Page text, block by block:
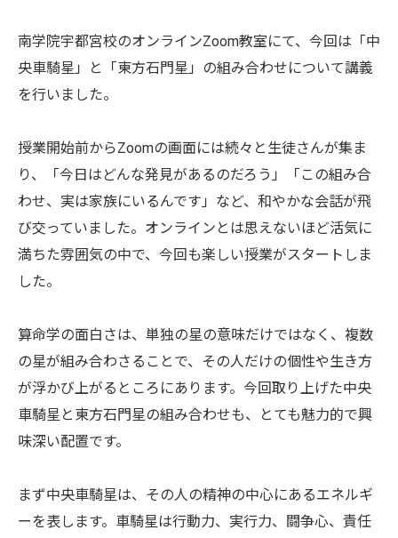
南学院宇都宮校のオンラインZoom教室にて、今回は「中
央車騎星」と「東方石門星」の組み合わせについて講義
を行いました。
授業開始前からZoomの画面には続々と生徒さんが集ま
り、「今日はどんな発見があるのだろう」「この組み合
わせ、実は家族にいるんです」など、和やかな会話が飛
び交っていました。オンラインとは思えないほど活気に
満ちた雰囲気の中で、今回も楽しい授業がスタートしま
した。
算命学の面白さは、単独の星の意味だけではなく、複数
の星が組み合わさることで、その人だけの個性や生き方
が浮かび上がるところにあります。今回取り上げた中央
車騎星と東方石門星の組み合わせも、とても魅力的で興
味深い配置です。
まず中央車騎星は、その人の精神の中心にあるエネルギ
ーを表します。車騎星は行動力、実行力、闘争心、責任